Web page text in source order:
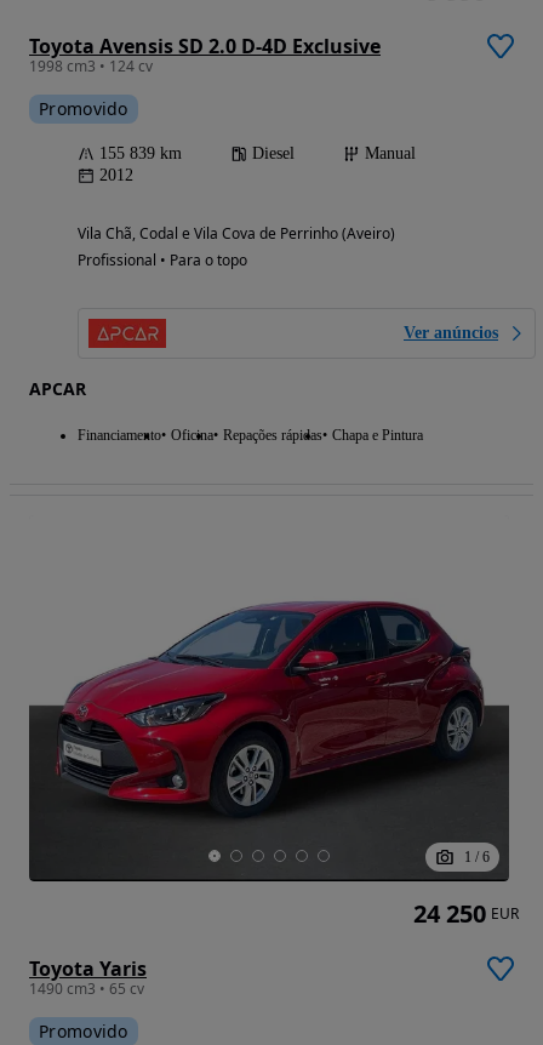
Toyota Avensis SD 2.0 D-4D Exclusive
1998 cm3 • 124 cv
Promovido
155 839 km Diesel
Manual
2012
Vila Chã, Codal e Vila Cova de Perrinho (Aveiro)
Profissional • Para o topo
Ver anúncios
APCAR
Financiamento Oficina Repações rápidas Chapa e Pintura
1 / 6
Toyota Yaris
1490 cm3 • 65 cv
Promovido
24 250 EUR